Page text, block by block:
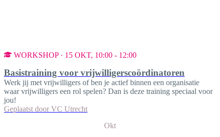
WORKSHOP · 15 OKT, 10:00 - 12:00
Basistraining voor vrijwilligerscoördinatoren
Werk jij met vrijwilligers of ben je actief binnen een organisatie
waar vrijwilligers een rol spelen? Dan is deze training speciaal voor
jou!
Geplaatst door VC Utrecht
Okt